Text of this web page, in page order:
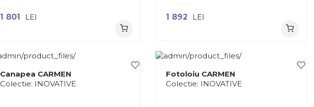
1 801 LEI 1 892 LEI
Canapea CARMEN
Colectie: INOVATIVE
Fotoloiu CARMEN
Colectie: INOVATIVE